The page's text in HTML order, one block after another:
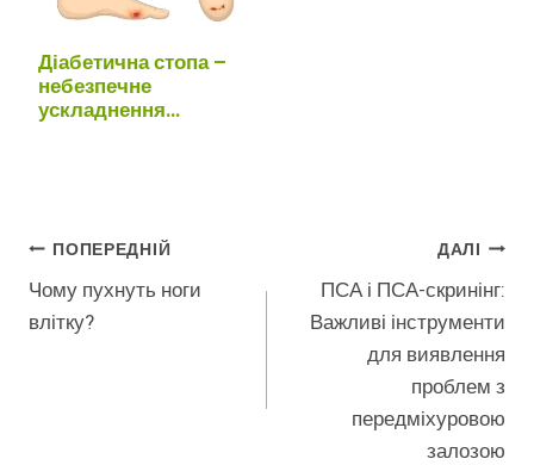
Діабетична стопа –
небезпечне
ускладнення
Навігація
Записів
ПОПЕРЕДНІЙ
Чому пухнуть ноги
влітку?
ДАЛІ
ПСА і ПСА-скринінг:
Важливі інструменти
для виявлення
проблем з
передміхуровою
залозою